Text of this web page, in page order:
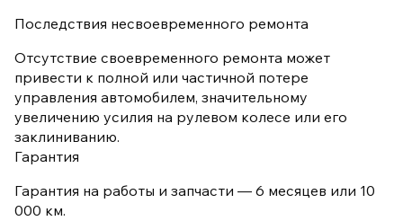
Последствия несвоевременного ремонта
Отсутствие своевременного ремонта может
привести к полной или частичной потере
управления автомобилем, значительному
увеличению усилия на рулевом колесе или его
заклиниванию.
Гарантия
Гарантия на работы и запчасти — 6 месяцев или 10
000 км.